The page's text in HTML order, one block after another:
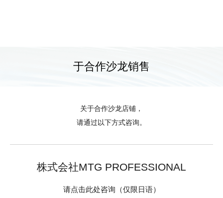
于合作沙龙销售
关于合作沙龙店铺，
请通过以下方式咨询。
株式会社MTG PROFESSIONAL
请点击此处咨询（仅限日语）